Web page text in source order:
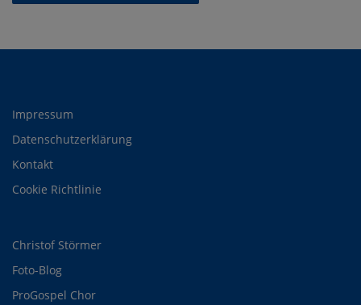
Impressum
Datenschutzerklärung
Kontakt
Cookie Richtlinie
Christof Störmer
Foto-Blog
ProGospel Chor